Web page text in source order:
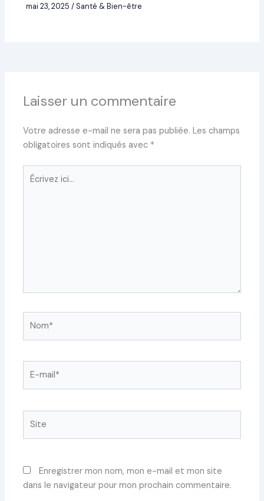
mai 23, 2025/Santé & Bien-être
Laisser un commentaire
Votre adresse e-mail ne sera pas publiée. Les champs
obligatoires sont indiqués avec *
Écrivez
Enregistrer mon nom, mon e-mail et mon site
dans le navigateur pour mon prochain commentaire.